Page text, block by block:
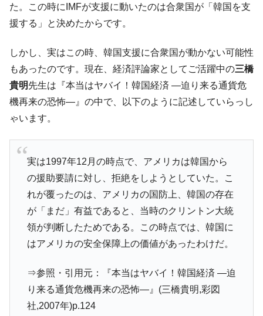
『Money1』
韓国･帰ってきた李在明。李在明を支持しな
い「50.5％」に上昇
た ⇒ 国家が行った恐るべき株価操作であり、空前の国政壟
断
『Money1』
韓国･警察職員が「丸刈りになって抗議活
動」
『Money1』
『Money1』
種は全般的「不調」⇒ PSIが示す現況は決して良くない。
『Money1』
【米韓激突案件】韓国消費者院が『クーパ
ン』1人当たり賠償10万ウォンを認定 ⇒ 総額3兆7,000億
『Money1』 韓国で猛暑。南東部では干ばつ
『Money1』
韓国型イージス搭載の次世代駆逐艦
「KDDX」1番艦、2032年竣工と公示
に韓国がいっちょがみしたのでは。
『Money1』
韓国政府『BYD』車への補助金を全廃 ⇒ 実
は韓国で『BYD』車は売れている。6カ月で対前年同期比
た。この時にIMFが支援に動いたのは合衆国が「韓国を支
援する」と決めたからです。
しかし、実はこの時、韓国支援に合衆国が動かない可能性
もあったのです。現在、経済評論家としてご活躍中の三橋
貴明先生は『本当はヤバイ！韓国経済 ―迫り来る通貨危
機再来の恐怖―』の中で、以下のように記述していらっし
ゃいます。
実は1997年12月の時点で、アメリカは韓国から
の援助要請に対し、拒絶をしようとしていた。こ
れが覆ったのは、アメリカの国防上、韓国の存在
が「まだ」有益であると、当時のクリントン大統
領が判断したためである。この時点では、韓国に
はアメリカの安全保障上の価値があったわけだ。
⇒参照・引用元：『本当はヤバイ！韓国経済 ―迫
り来る通貨危機再来の恐怖―』(三橋貴明,彩図
社,2007年)p.124